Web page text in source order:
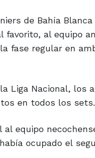
de Bahía Blanca
favorito, al equipo
fase regular en
Liga Nacional, los
en todos los sets.
equipo
ocupado el